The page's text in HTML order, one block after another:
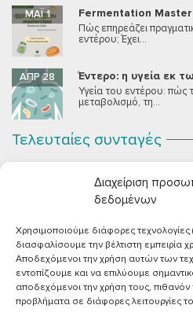
Διαχείριση
δεδομένων
Χρησιμοποιούμε διάφορες
διασφαλίσουμε την βέλτιστη εμπειρία
Αποδεχόμενοι την χρήση αυτών των
εντοπίζουμε και να επιλύουμε
αποδεχόμενοι την χρήση τους,
προβλήματα σε διάφορες λειτουργίες
Fermentation
ΜΆΙ 1
Πώς επηρεάζει
εντέρου; Έχει...
Έντερο: η υγεία εκ
ΑΠΡ 28
Υγεία του εντέρου: πώς
μεταβολισμό, τη...
Τελευταίες συνταγές
Μια μους σοκολάτας
συστήσουμε...
Vegan Χωριάτικη
ΙΟΎΝ 26
Καλοκαίρι, ζεστάρα και
μεγαλώσει με αυτό το...
Πικάντικες πέννες
ΙΟΎΝ 18